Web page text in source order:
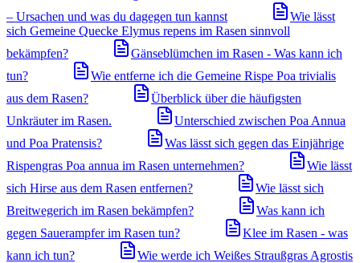
– Ursachen und was du dagegen tun kannst
Wie lässt
sich Gemeine Quecke Elymus repens im Rasen sinnvoll
bekämpfen?
Gänseblümchen im Rasen - Was kann ich
tun?
Wie entferne ich die Gemeine Rispe Poa trivialis
aus dem Rasen?
Überblick über die häufigsten
Unkräuter im Rasen.
Unterschied zwischen Poa Annua
und Poa Pratensis?
Was lässt sich gegen das Einjährige
Rispengras Poa annua im Rasen unternehmen?
Wie lässt
sich Hirse aus dem Rasen entfernen?
Wie lässt sich
Breitwegerich im Rasen bekämpfen?
Was kann ich
gegen Sauerampfer im Rasen tun?
Klee im Rasen - was
kann ich tun?
Wie werde ich Weißes Straußgras Agrostis